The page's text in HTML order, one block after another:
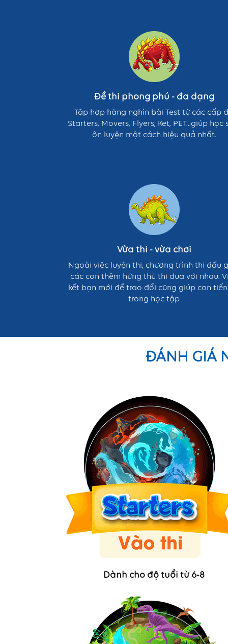
phong
phú
Đề thi phong phú - đa dạng
Tập hợp hàng nghìn bài Test từ các cấp
Starters, Movers, Flyers, Ket, PET...giúp học
ôn luyện một cách hiệu quả nhất.
-
vừa
Vừa thi - vừa chơi
Ngoài việc luyện thi, chương trình thi đấu
các con thêm hứng thú thi đua với nhau.
kết bạn mới để trao đổi cũng giúp con
trong học tập
ĐÁNH GIÁ
Dành cho độ tuổi từ 6-8